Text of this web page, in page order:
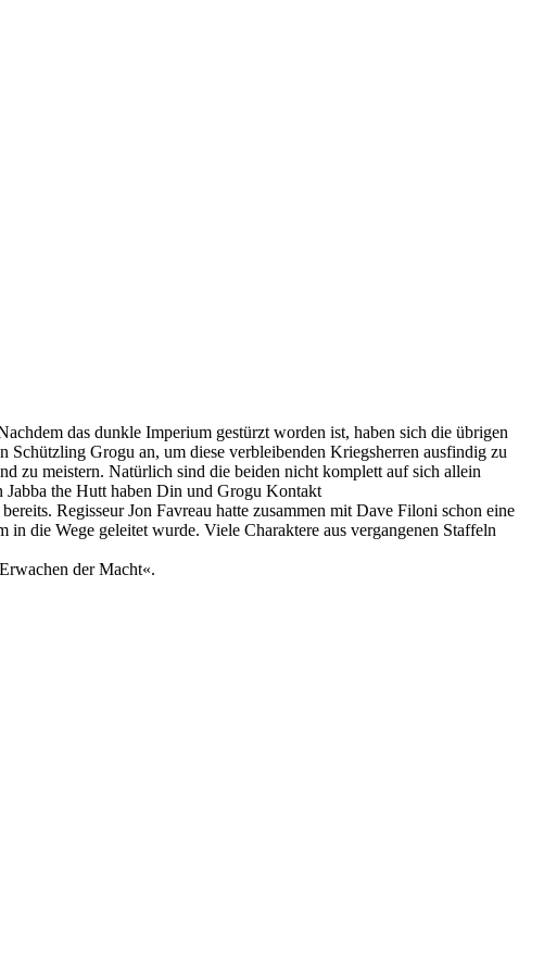
das dunkle Imperium gestürzt worden ist, haben sich die übrigen
Grogu an, um diese verbleibenden Kriegsherren ausfindig zu
zu meistern. Natürlich sind die beiden nicht komplett auf sich allein
Jabba the Hutt haben Din und Grogu Kontakt
Regisseur Jon Favreau hatte zusammen mit Dave Filoni schon eine
die Wege geleitet wurde. Viele Charaktere aus vergangenen Staffeln
der Macht«.